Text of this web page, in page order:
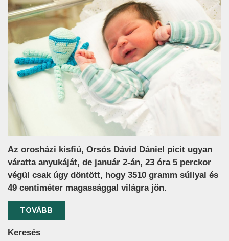
Az orosházi kisfiú, Orsós Dávid Dániel picit ugyan
váratta anyukáját, de január 2-án, 23 óra 5 perckor
végül csak úgy döntött, hogy 3510 gramm súllyal és
49 centiméter magassággal világra jön.
TOVÁBB
Keresés